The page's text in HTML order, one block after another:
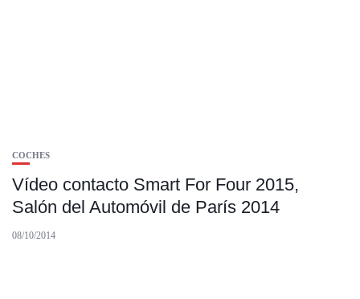
COCHES
Vídeo contacto Smart For Four 2015,
Salón del Automóvil de París 2014
08/10/2014